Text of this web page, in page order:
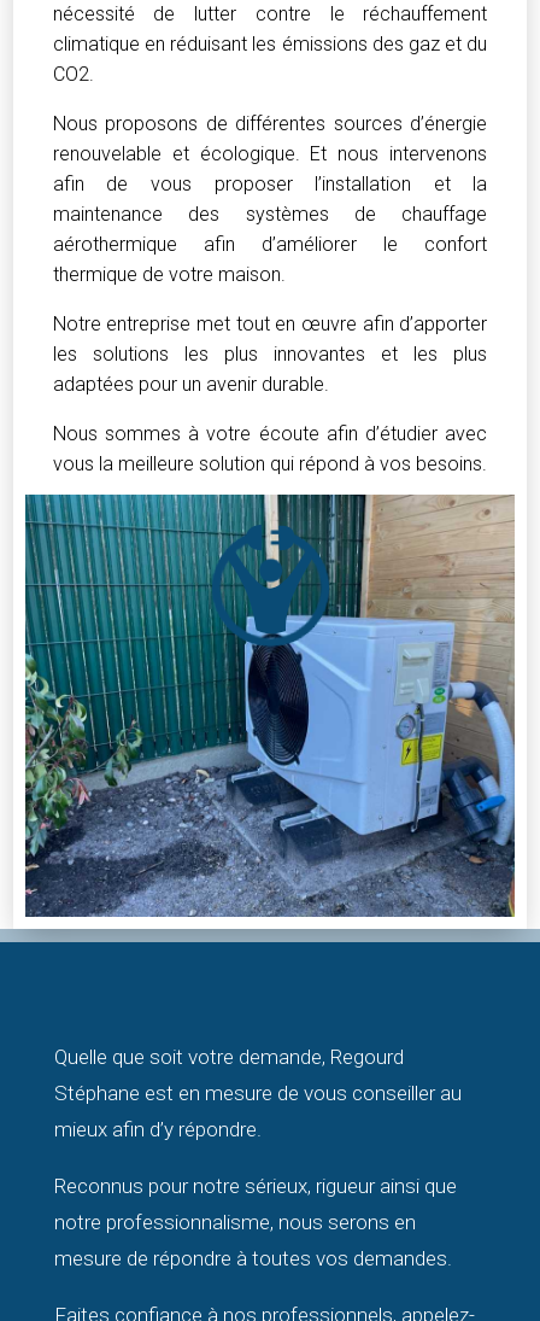
nécessité de lutter contre le réchauffement
climatique en réduisant les émissions des gaz et du
CO2.
Nous proposons de différentes sources d’énergie
renouvelable et écologique. Et nous intervenons
afin de vous proposer l’installation et la
maintenance des systèmes de chauffage
aérothermique afin d’améliorer le confort
thermique de votre maison.
Notre entreprise met tout en œuvre afin d’apporter
les solutions les plus innovantes et les plus
adaptées pour un avenir durable.
Nous sommes à votre écoute afin d’étudier avec
vous la meilleure solution qui répond à vos besoins.
Quelle que soit votre demande, Regourd
Stéphane est en mesure de vous conseiller au
mieux afin d’y répondre.
Reconnus pour notre sérieux, rigueur ainsi que
notre professionnalisme, nous serons en
mesure de répondre à toutes vos demandes.
Faites confiance à nos professionnels, appelez-